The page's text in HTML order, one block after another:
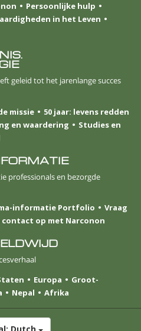
Persoonlijke hulp
in het Leven
geleid tot het jarenlange succes
missie
50 jaar: levens redden
en waardering
Studies en
professionals en bezorgde
informatie Portfolio
Vraag
contact op met Narconon
Europa
Groot-
Nepal Afrika